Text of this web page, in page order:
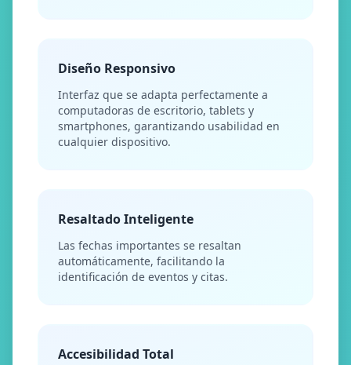
Diseño Responsivo
Interfaz que se adapta perfectamente a
computadoras de escritorio, tablets y
smartphones, garantizando usabilidad en
cualquier dispositivo.
Resaltado Inteligente
Las fechas importantes se resaltan
automáticamente, facilitando la
identificación de eventos y citas.
Accesibilidad Total